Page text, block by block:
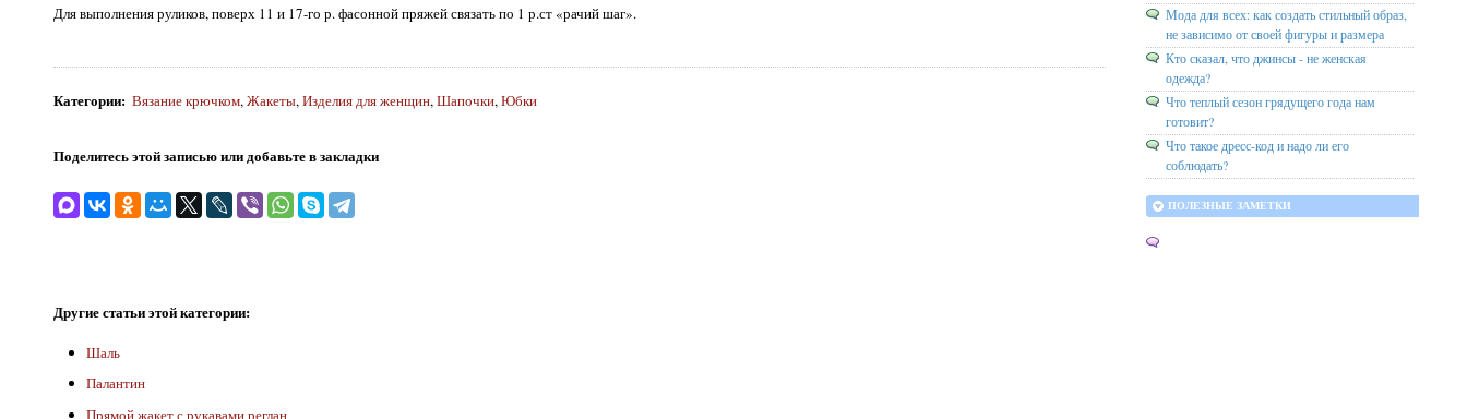
Для выполнения руликов, поверх 11 и 17-го р. фасонной пряжей связать по 1 р.ст «рачий шаг».
Категории: Вязание крючком, Жакеты, Изделия для женщин, Шапочки, Юбки
Поделитесь этой записью или добавьте в закладки
Другие статьи этой категории:
Шаль
Палантин
Прямой жакет с рукавами реглан
Мода для всех: как создать стильный образ,
не зависимо от своей фигуры и размера
Кто сказал, что джинсы - не женская
одежда?
Что теплый сезон грядущего года нам
готовит?
Что такое дресс-код и надо ли его
соблюдать?
ПОЛЕЗНЫЕ ЗАМЕТКИ